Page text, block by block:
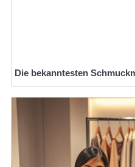
Die bekanntesten